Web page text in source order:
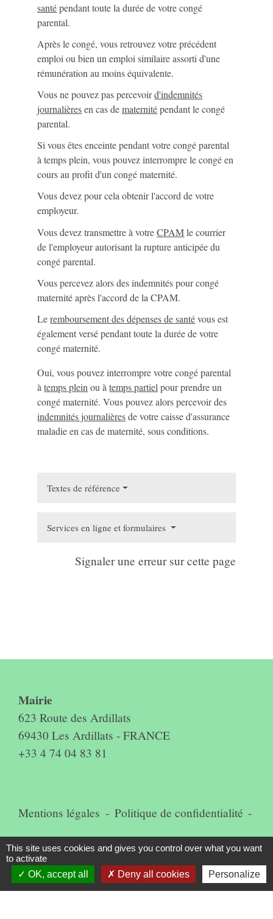
santépendant toute la durée de votre congé
parental.
Après le congé, vous retrouvez votre précédent
emploi ou bien un emploi similaire assorti d'une
rémunération au moins équivalente.
Vous ne pouvez pas percevoird'indemnités
journalièresen cas dematernitépendant le congé
parental.
Si vous êtes enceinte pendant votre congé parental
à temps plein, vous pouvez interrompre le congé en
cours au profit d'un congé maternité.
Vous devez pour cela obtenir l'accord de votre
employeur.
Vous devez transmettre à votreCPAMle courrier
de l'employeur autorisant la rupture anticipée du
congé parental.
Vous percevez alors des indemnités pour congé
maternité après l'accord de la CPAM.
Leremboursement des dépenses de santévous est
également versé pendant toute la durée de votre
congé maternité.
Oui, vous pouvez interrompre votre congé parental
àtemps plein ou àtemps partiel pour prendre un
congé maternité. Vous pouvez alors percevoir des
indemnités journalièresde votre caisse d'assurance
maladie en cas de maternité, sous conditions.
Textes de référence
Services en ligne et formulaires
Signaler une erreur sur cette page
Mairie
623 Route des Ardillats
69430 Les Ardillats - FRANCE
+33 4 74 04 83 81
Mentions légales - Politique de confidentialité -
Accessibilité - Plan du site -
Gestion des cookies
This site uses cookies and gives you control over what you want
to activate
OK, accept all
Deny all cookies Personalize